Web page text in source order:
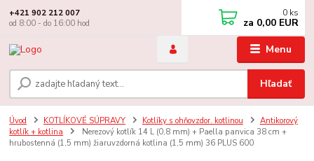
Menu
Hľadať
+421 902 212 007
od 8:00 - do 16:00 hod
0 ks
za 0,00 EUR
Úvod KOTLÍKOVÉ SÚPRAVY Kotlíky s ohňovzdor. kotlinou
Antikorový
kotlík + kotlina
Nerezový kotlík 14 L (0,8 mm) + Paella panvica 38 cm +
hrubostenná (1,5 mm) žiaruvzdorná kotlina (1,5 mm) 36 PLUS 600